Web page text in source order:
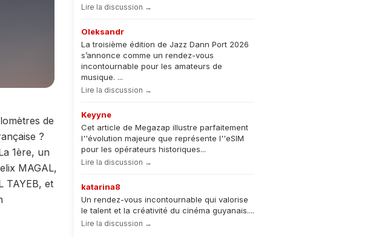
de
?
1ère, un
MAGAL,
TAYEB, et
Lire la discussion →
Oleksandr
La troisième édition de Jazz Dann Port 2026
s’annonce comme un rendez-vous
incontournable pour les amateurs de
musique. ...
Lire la discussion →
Keyyne
Cet article de Megazap illustre parfaitement
l''évolution majeure que représente l''eSIM
pour les opérateurs historiques...
Lire la discussion →
katarina8
Un rendez-vous incontournable qui valorise
le talent et la créativité du cinéma guyanais....
Lire la discussion →